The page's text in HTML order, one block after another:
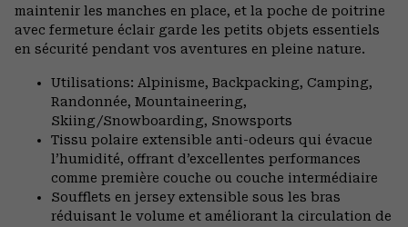
maintenir les manches en place, et la poche de poitrine
avec fermeture éclair garde les petits objets essentiels
en sécurité pendant vos aventures en pleine nature.
Utilisations: Alpinisme, Backpacking, Camping,
Randonnée, Mountaineering,
Skiing/Snowboarding, Snowsports
Tissu polaire extensible anti-odeurs qui évacue
l’humidité, offrant d’excellentes performances
comme première couche ou couche intermédiaire
Soufflets en jersey extensible sous les bras
réduisant le volume et améliorant la circulation de